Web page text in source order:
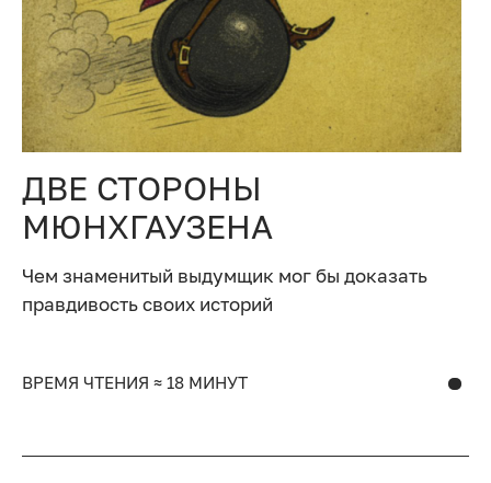
ДВЕ СТОРОНЫ
МЮНХГАУЗЕНА
Чем знаменитый выдумщик мог бы доказать
правдивость своих историй
ВРЕМЯ ЧТЕНИЯ ≈ 18 МИНУТ